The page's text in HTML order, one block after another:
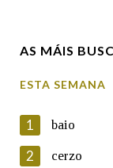
AS MÁIS
ESTA SEMANA
1 baio
2 cerzo